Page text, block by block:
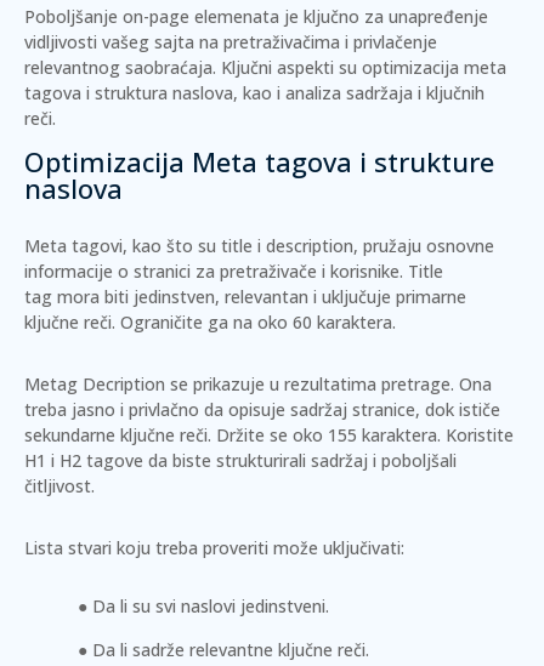
Poboljšanje on-page elemenata je ključno za unapređenje
vidljivosti vašeg sajta na pretraživačima i privlačenje
relevantnog saobraćaja. Ključni aspekti su optimizacija meta
tagova i struktura naslova, kao i analiza sadržaja i ključnih
reči.
Optimizacija Meta tagova i strukture
naslova
Meta tagovi, kao što su title i description, pružaju osnovne
informacije o stranici za pretraživače i korisnike. Title
tag mora biti jedinstven, relevantan i uključuje primarne
ključne reči. Ograničite ga na oko 60 karaktera.
Metag Decription se prikazuje u rezultatima pretrage. Ona
treba jasno i privlačno da opisuje sadržaj stranice, dok ističe
sekundarne ključne reči. Držite se oko 155 karaktera. Koristite
H1 i H2 tagove da biste strukturirali sadržaj i poboljšali
čitljivost.
Lista stvari koju treba proveriti može uključivati:
Da li su svi naslovi jedinstveni.
Da li sadrže relevantne ključne reči.